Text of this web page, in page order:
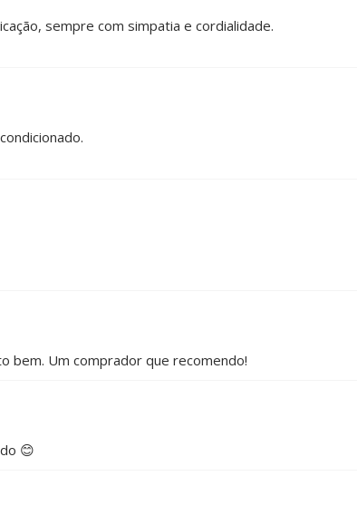
sempre com simpatia e cordialidade.
bem. Um comprador que recomendo!
😊